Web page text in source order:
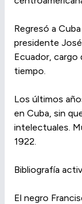
Regresó a
presidente
Ecuador, cargo
tiempo.
Los últimos
en Cuba, sin
intelectuales.
1922.
Bibliografía
El negro